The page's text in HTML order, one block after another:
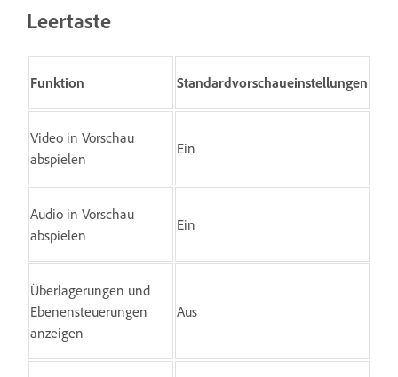
Leertaste
Funktion Standardvorschaueinstellungen
Video in Vorschau
abspielen
Ein
Audio in Vorschau
abspielen
Ein
Überlagerungen und
Ebenensteuerungen
anzeigen
Aus